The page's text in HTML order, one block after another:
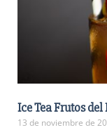
Ice Tea Frutos del
13 de noviembre de